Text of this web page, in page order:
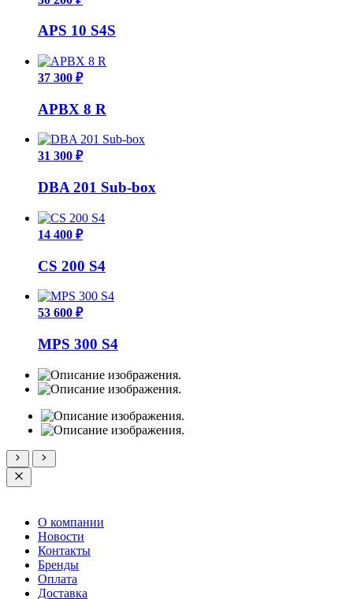
APS 10 S4S
37 300 ₽
APBX 8 R
31 300 ₽
DBA 201 Sub-box
14 400 ₽
CS 200 S4
53 600 ₽
MPS 300 S4
О компании
Новости
Контакты
Бренды
Оплата
Доставка